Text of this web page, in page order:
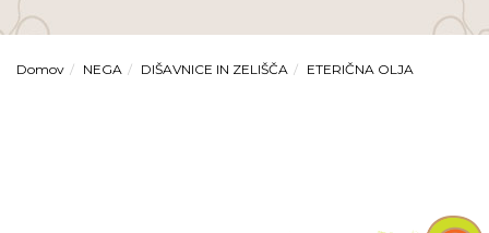
Domov NEGA DIŠAVNICE IN ZELIŠČA ETERIČNA OLJA